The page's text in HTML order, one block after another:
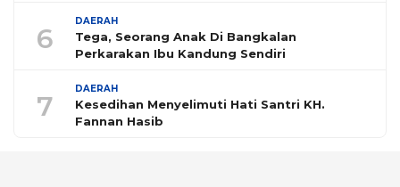
6
DAERAH
Tega, Seorang Anak Di Bangkalan
Perkarakan Ibu Kandung Sendiri
7
DAERAH
Kesedihan Menyelimuti Hati Santri KH.
Fannan Hasib